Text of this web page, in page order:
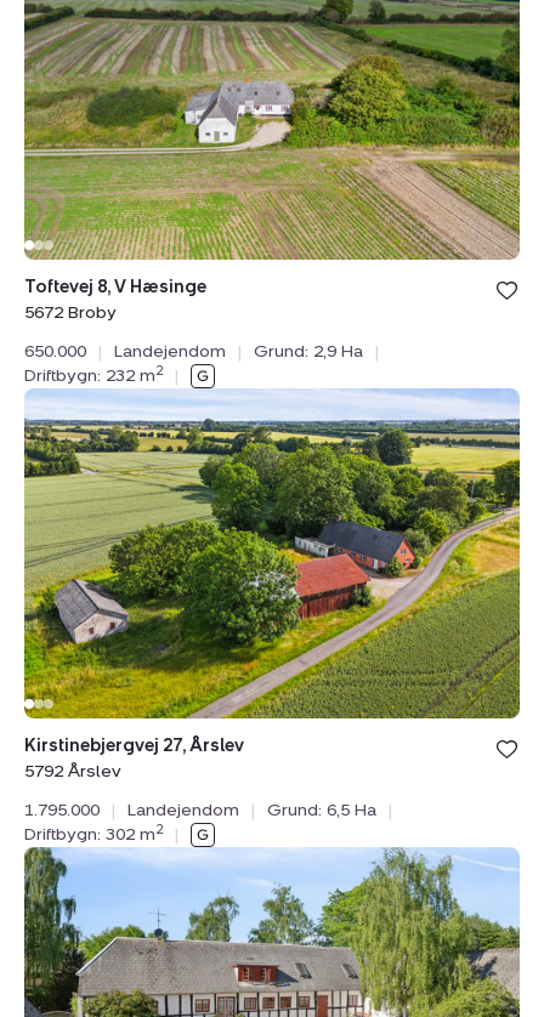
V
Hæsinge,
5672
Broby
Toftevej 8, V Hæsinge
5672 Broby
650.000
| Landejendom | Grund: 2,9 Ha
|
Driftbygn: 232 m2 |
Landejendom:
Kirstinebjergvej
27,
Årslev,
5792
Årslev
Kirstinebjergvej 27, Årslev
5792 Årslev
1.795.000
| Landejendom | Grund: 6,5 Ha
|
Driftbygn: 302 m2 |
Landejendom:
Sølvbjergvej
2,
Pejrup,
5600
Faaborg